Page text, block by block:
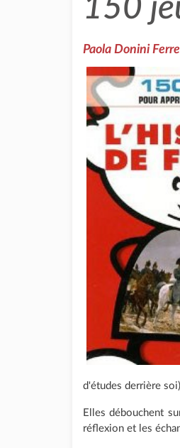
150
Paola Donini
d'études derrière
Elles débouchent
réflexion et les